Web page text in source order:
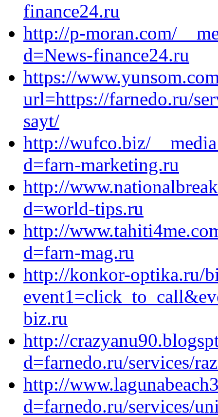
finance24.ru
http://p-moran.com/
d=News-finance24.ru
https://
url=https://farnedo.ru/
sayt/
http://wufco.biz/
d=farn-marketing.ru
http://
d=world-tips.ru
http://
d=farn-mag.ru
http://konkor-optika.ru/
biz.ru
http://
d=farnedo.ru/services/
http://
d=farnedo.ru/services/